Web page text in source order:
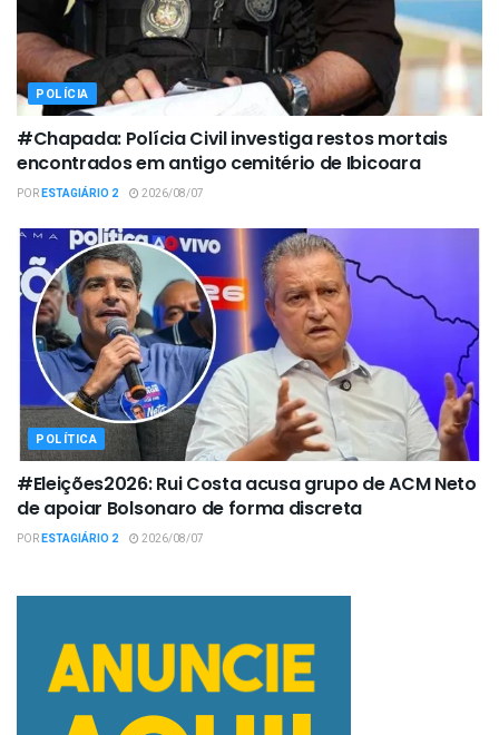
POLÍCIA
#Chapada: Polícia Civil investiga restos mortais
encontrados em antigo cemitério de Ibicoara
PORESTAGIÁRIO 2 2026/08/07
POLÍTICA
#Eleições2026: Rui Costa acusa grupo de ACM Neto
de apoiar Bolsonaro de forma discreta
PORESTAGIÁRIO 2 2026/08/07